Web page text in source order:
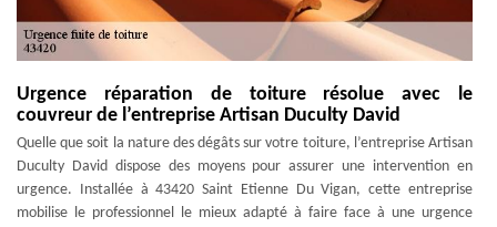
Urgence réparation de toiture résolue avec le
couvreur de l’entreprise Artisan Duculty David
Quelle que soit la nature des dégâts sur votre toiture, l’entreprise Artisan
Duculty David dispose des moyens pour assurer une intervention en
urgence. Installée à 43420 Saint Etienne Du Vigan, cette entreprise
mobilise le professionnel le mieux adapté à faire face à une urgence